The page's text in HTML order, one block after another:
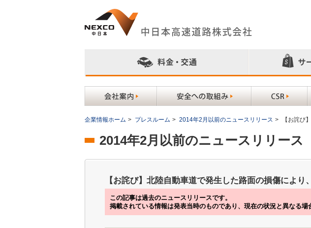
企業情報ホーム > プレスルーム > 2014年2月以前のニュースリリース > 【お詫び
2014年2月以前のニュースリリース
【お詫び】北陸自動車道で発生した路面の損傷によ
この記事は過去のニュースリリースです。
掲載されている情報は発表当時のものであり、現在の状況と異なる場